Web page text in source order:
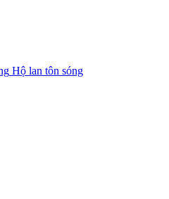
Hộ lan tôn sóng